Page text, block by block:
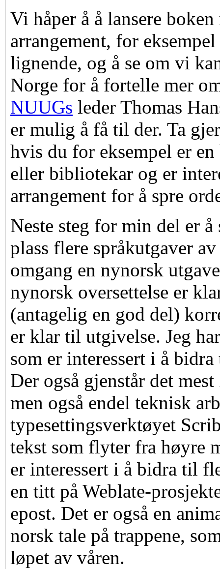
Vi håper å å lansere
arrangement, for
lignende, og å se om vi
Norge for å fortelle mer
NUUGs leder Thomas
er mulig å få til der. Ta
hvis du for eksempel er
eller bibliotekar og er
arrangement for å spre
Neste steg for min del er
plass flere språkutgaver
omgang en nynorsk
nynorsk oversettelse er
(antagelig en god del)
er klar til utgivelse. Jeg
som er interessert i å
Der også gjenstår det
men også endel teknisk
typesettingsverktøyet
tekst som flyter fra høyre
er interessert i å bidra til
en titt på Weblate-
epost. Det er også en
norsk tale på trappene,
løpet av våren.